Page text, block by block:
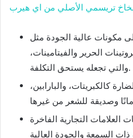
مكونات عالية الجودة مثل
الحرير والفيتامينات،
والتي تجعله يستحق التكلفة.
كالكبريتات، والبارابين،
التجارية الفاخرة